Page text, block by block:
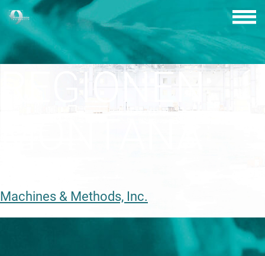
Skip
to
content
REGIONEN:
Machines & Methods, Inc.